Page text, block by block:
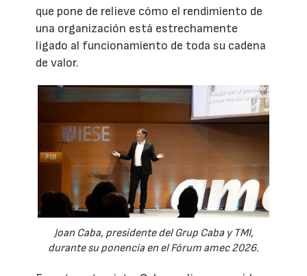
que pone de relieve cómo el rendimiento de
una organización está estrechamente
ligado al funcionamiento de toda su cadena
de valor.
Joan Caba, presidente del Grup Caba y TMI,
durante su ponencia en el Fórum amec 2026.